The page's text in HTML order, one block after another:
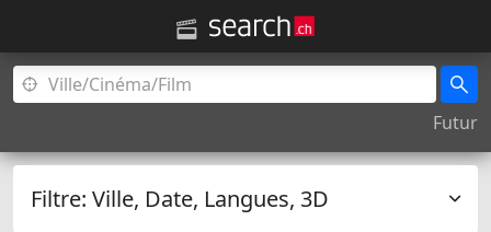
Futur
Filtre: Ville, Date, Langues, 3D